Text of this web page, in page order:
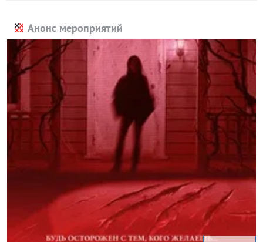
Анонс мероприятий